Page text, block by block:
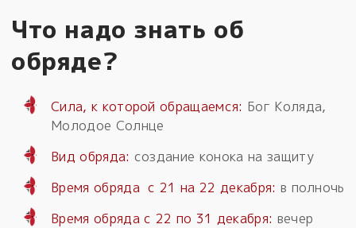
Что надо знать об
обряде?
Сила, к которой обращаемся: Бог Коляда,
Молодое Солнце
Вид обряда: создание конока на защиту
Время обряда с 21 на 22 декабря: в полночь
Время обряда с 22 по 31 декабря: вечер